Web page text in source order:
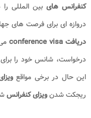
کنفرانس های بین المللی
دروازه ای برای فرصت های
دریافت conference visa
می
درخواست، شانس خود را برای
این حال در برخی مواقع
ریجکت شدنویزای کنفرانس